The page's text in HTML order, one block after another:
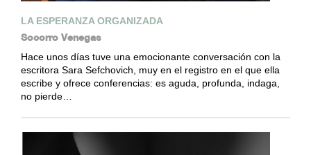
LA ESPERANZA ORGANIZADA
Socorro Venegas
Hace unos días tuve una emocionante conversación con la
escritora Sara Sefchovich, muy en el registro en el que ella
escribe y ofrece conferencias: es aguda, profunda, indaga,
no pierde…